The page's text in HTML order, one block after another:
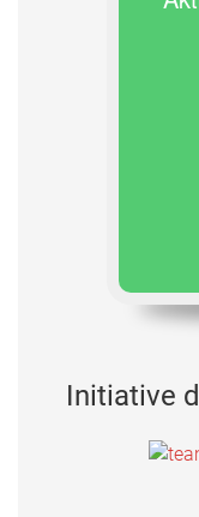
Initiative